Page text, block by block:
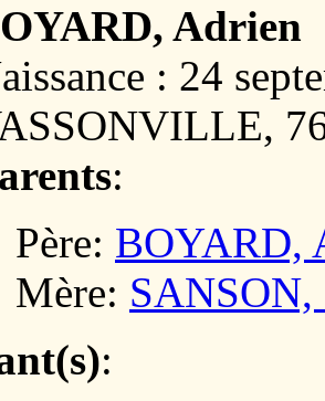
Adrien
: 24
:
Père: BOYARD,
Mère:
: